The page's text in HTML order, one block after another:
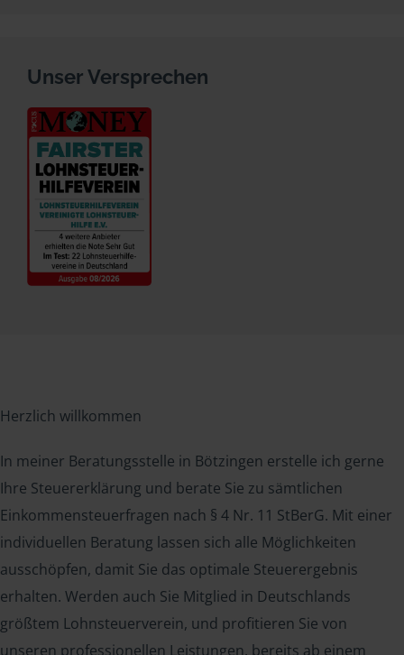
Unser Versprechen
Herzlich willkommen
In meiner Beratungsstelle in Bötzingen erstelle ich gerne
Ihre Steuererklärung und berate Sie zu sämtlichen
Einkommensteuerfragen nach § 4 Nr. 11 StBerG. Mit einer
individuellen Beratung lassen sich alle Möglichkeiten
ausschöpfen, damit Sie das optimale Steuerergebnis
erhalten. Werden auch Sie Mitglied in Deutschlands
größtem Lohnsteuerverein, und profitieren Sie von
unseren professionellen Leistungen, bereits ab einem